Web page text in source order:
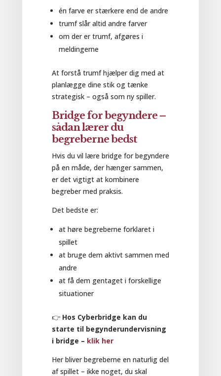
én farve er stærkere end de andre
trumf slår altid andre farver
om der er trumf, afgøres i
meldingerne
At forstå trumf hjælper dig med at
planlægge dine stik og tænke
strategisk – også som ny spiller.
Bridge for begyndere –
sådan lærer du
begreberne bedst
Hvis du vil lære bridge for begyndere
på en måde, der hænger sammen,
er det vigtigt at kombinere
begreber med praksis.
Det bedste er:
at høre begreberne forklaret i
spillet
at bruge dem aktivt sammen med
andre
at få dem gentaget i forskellige
situationer
👉 Hos Cyberbridge kan du
starte til begynderundervisning
i bridge – klik her
Her bliver begreberne en naturlig del
af spillet – ikke noget, du skal